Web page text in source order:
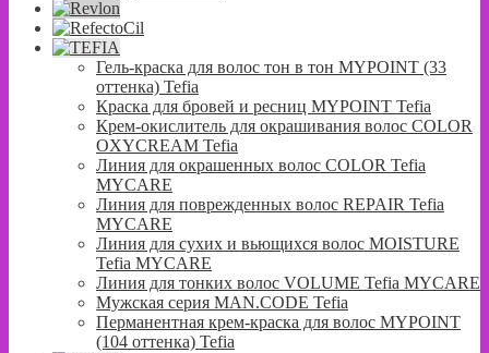
Гель-краска для волос тон в тон MYPOINT (33
оттенка) Tefia
Краска для бровей и ресниц MYPOINT Tefia
Крем-окислитель для окрашивания волос COLOR
OXYCREAM Tefia
Линия для окрашенных волос COLOR Tefia
MYCARE
Линия для поврежденных волос REPAIR Tefia
MYCARE
Линия для сухих и вьющихся волос MOISTURE
Tefia MYCARE
Линия для тонких волос VOLUME Tefia MYCARE
Мужская серия MAN.CODE Tefia
Перманентная крем-краска для волос MYPOINT
(104 оттенка) Tefia